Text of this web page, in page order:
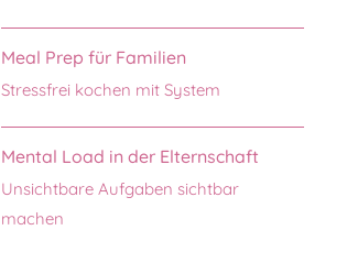
Meal Prep für Familien
Stressfrei kochen mit System
Mental Load in der Elternschaft
Unsichtbare Aufgaben sichtbar
machen